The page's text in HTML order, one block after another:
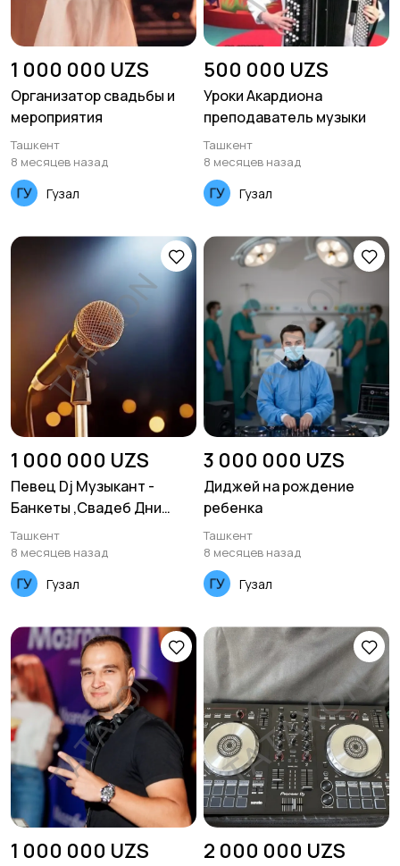
1 000 000 UZS
Организатор свадьбы и
мероприятия
Ташкент
8 месяцев назад
Гузал
500 000 UZS
Уроки Акардиона
преподаватель музыки
Ташкент
8 месяцев назад
Гузал
1 000 000 UZS
Певец Dj Музыкант -
Банкеты ,Свадеб Дни
рождения Туй фотиха
тугилган к
Ташкент
8 месяцев назад
Гузал
3 000 000 UZS
Диджей на рождение
ребенка
Ташкент
8 месяцев назад
Гузал
1 000 000 UZS 2 000 000 UZS